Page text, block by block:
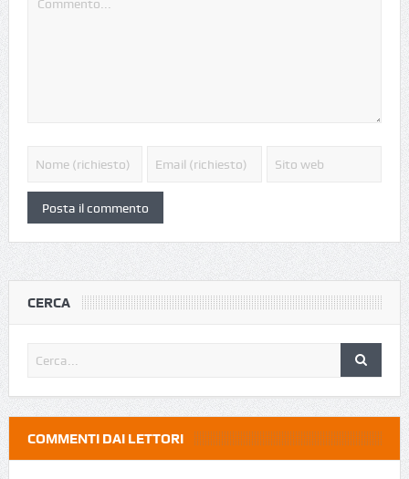
CERCA
COMMENTI DAI LETTORI